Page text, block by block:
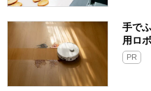
手で
用ロ
PR